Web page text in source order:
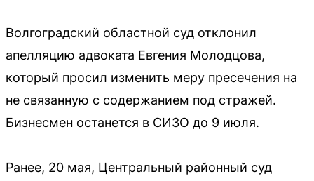
Волгоградский областной суд отклонил
апелляцию адвоката Евгения Молодцова,
который просил изменить меру пресечения на
не связанную с содержанием под стражей.
Бизнесмен останется в СИЗО до 9 июля.
Ранее, 20 мая, Центральный районный суд